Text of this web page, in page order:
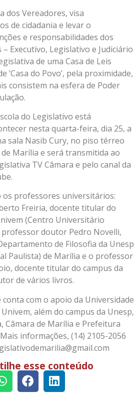
dos Vereadores, visa
de cidadania e levar o
e responsabilidades dos
Executivo, Legislativo e Judiciário
de uma Casa de Leis
‘Casa do Povo’, pela proximidade,
consistem na esfera de Poder
do Legislativo está
nesta quarta-feira, dia 25, a
sala Nasib Cury, no piso térreo
Marília e será transmitida ao
TV Câmara e pelo canal da
os professores universitários:
Freiria, docente titular do
(Centro Universitário
doutor Pedro Novelli,
de Filosofia da Unesp
Paulista) de Marília e o professor
docente titular do campus da
de vários livros.
com o apoio da Universidade
além do campus da Unesp,
Câmara de Marília e Prefeitura
informações, (14) 2105-2056
esse conteúdo